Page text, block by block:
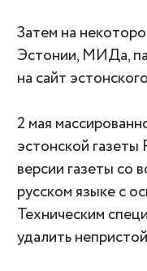
Затем на
Эстонии, МИДа,
на сайт
2 мая
эстонской
версии газеты со
русском языке с
Техническим
удалить